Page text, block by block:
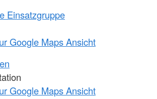
Einsatzgruppe
Google Maps Ansicht
Google Maps Ansicht